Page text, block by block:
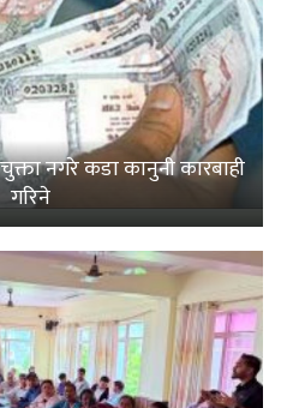
नगरे कडा कानुनी कारबाही
गरिने